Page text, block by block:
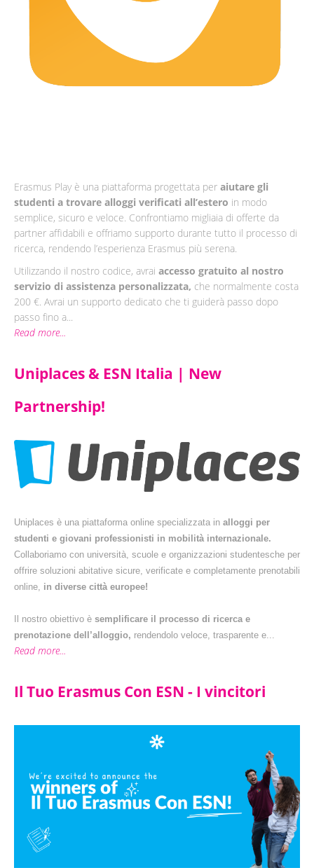
Erasmus Play è una piattaforma progettata per aiutare gli
studenti a trovare alloggi verificati all’estero in modo
semplice, sicuro e veloce. Confrontiamo migliaia di offerte da
partner affidabili e offriamo supporto durante tutto il processo di
ricerca, rendendo l’esperienza Erasmus più serena.
Utilizzando il nostro codice, avrai accesso gratuito al nostro
servizio di assistenza personalizzata, che normalmente costa
200 €. Avrai un supporto dedicato che ti guiderà passo dopo
passo fino a...
Read more...
Uniplaces & ESN Italia | New
Partnership!
Uniplaces è una piattaforma online specializzata in alloggi per
studenti e giovani professionisti in mobilità internazionale.
Collaboriamo con università, scuole e organizzazioni studentesche per
offrire soluzioni abitative sicure, verificate e completamente prenotabili
online, in diverse città europee!
Il nostro obiettivo è semplificare il processo di ricerca e
prenotazione dell’alloggio, rendendolo veloce, trasparente e...
Read more...
Il Tuo Erasmus Con ESN - I vincitori